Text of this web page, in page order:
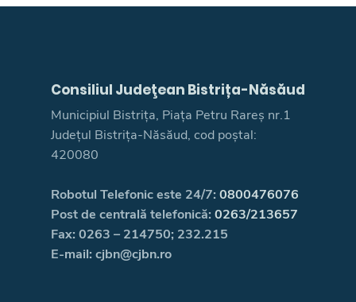
Consiliul Judeţean Bistrița-Năsăud
Municipiul Bistrița, Piața Petru Rareș nr.1
Județul Bistrița-Năsăud, cod poștal:
420080
Robotul Telefonic este 24/7: 0800476076
Post de centrală telefonică: 0263/213657
Fax: 0263 – 214750; 232.215
E-mail: cjbn@cjbn.ro